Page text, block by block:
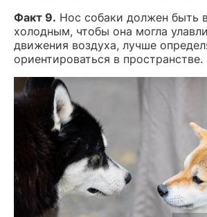
Факт 9. Нос собаки должен быть
холодным, чтобы она могла
движения воздуха, лучше
ориентироваться в пространстве.